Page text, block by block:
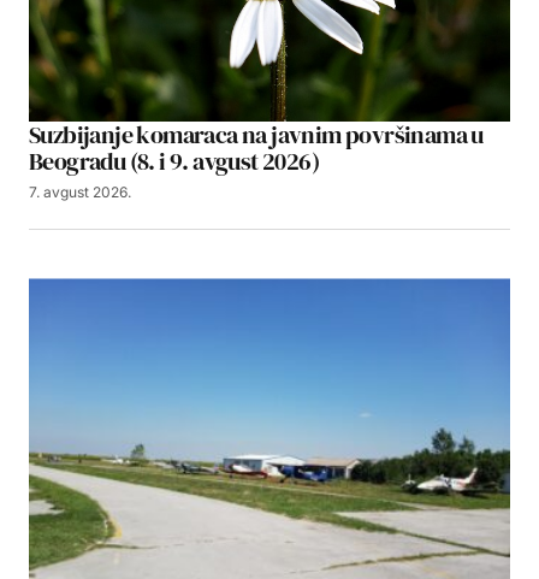
Suzbijanje komaraca na javnim površinama u
Beogradu (8. i 9. avgust 2026)
7. avgust 2026.